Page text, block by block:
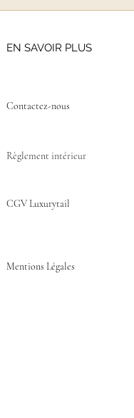
EN SAVOIR PLUS
Contactez-nous ​
Règlement intérieur
CGV Luxurytail
Mentions Légales